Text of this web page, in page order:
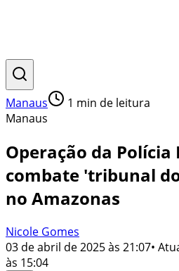
Manaus 1 min de leitura
Manaus
Operação da Polícia
combate 'tribunal
no Amazonas
Nicole Gomes
03 de abril de 2025 às 21:07•
às 15:04